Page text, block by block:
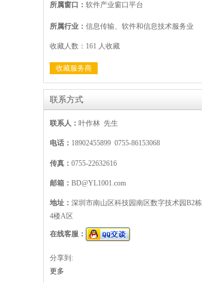
所属窗口： 软件产业窗口平台
所属行业： 信息传输、软件和信息技术服务业
收藏人数：161 人收藏
收藏服务商
联系方式
联系人： 叶作林 先生
电话： 18902455899 0755-86153068
传真： 0755-22632616
邮箱： BD@YL1001.com
地址： 深圳市南山区科技园南区数字技术园B2栋
4楼A区
在线客服：
分享到:
更多